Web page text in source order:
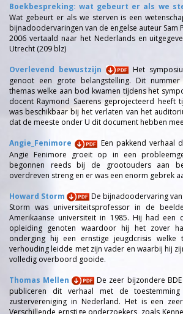
Boekbespreking: wat gebeurt er als we
Wat gebeurt er als we sterven is een
bijnadoodervaringen van de engelse auteur Sam
2006 vertaald naar het Nederlands en
Utrecht (209 blz)
Overlevend bewustzijn
Het
genoot een grote belangstelling. Dit
themas welke aan bod kwamen tijdens het
docent Raymond Saerens geprojecteerd heeft
was beschikbaar bij het verlaten van het
dat de meeste onder U dit document hebben
Angie_Fenimore
Een pakkend verhaal
Angie Fenimore groeit op in een
begonnen reeds bij de grootouders aan
overdreven streng en er was een enorm gebrek
Howard Storm
De bijnadoodervaring
Storm was universiteitsprofessor in de
Amerikaanse universiteit in 1985. Hij had een
opleiding genoten waardoor hij het zover
onderging hij een ernstige jeugdcrisis welke
verhouding leidde met zijn vader en waarbij hij
volledig overboord gooide.
Thomas Mellen
De zeer bijzondere
publiceren dit verhaal met de toestemming
zustervereniging in Nederland. Het is een